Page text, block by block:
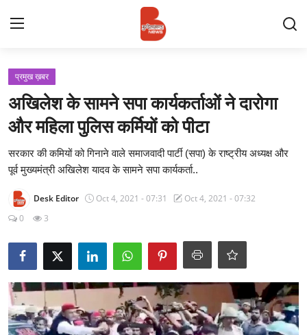
Login
Contact
प्रमुख ख़बर
राज्य
बुन्देलखण्ड
वीडियो
क्राइम
प्रमुख ख़बर
अखिलेश के सामने सपा कार्यकर्ताओं ने दारोगा
और महिला पुलिस कर्मियों को पीटा
सरकार की कमियों को गिनाने वाले समाजवादी पार्टी (सपा) के राष्ट्रीय अध्यक्ष और
पूर्व मुख्यमंत्री अखिलेश यादव के सामने सपा कार्यकर्ता..
Desk Editor Oct 4, 2021 - 07:31
Oct 4, 2021 - 07:32
0
3